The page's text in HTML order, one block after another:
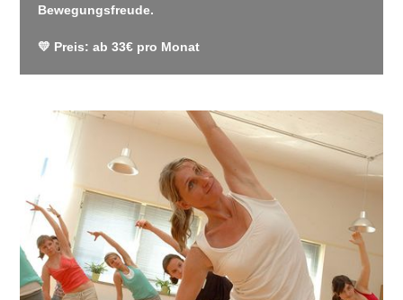
Bewegungsfreude.
💛 Preis: ab 33€ pro Monat